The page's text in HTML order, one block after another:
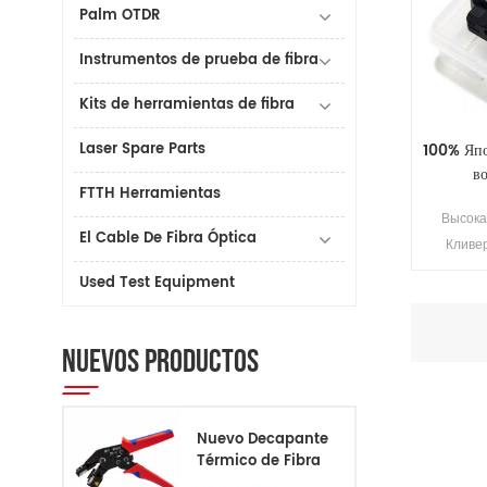
Palm OTDR
Instrumentos de prueba de fibra
Kits de herramientas de fibra
Laser Spare Parts
FTTH Herramientas
El Cable De Fibra Óptica
Used Test Equipment
NUEVOS PRODUCTOS
Nuevo Decapante
Térmico de Fibra
100%